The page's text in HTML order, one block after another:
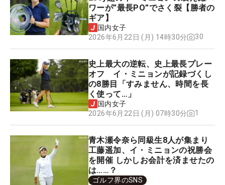
ワーが”最長PO”でさく裂【勝者の
ギア】
国内女子
2026年6月22日 (月) 14時30分
30
史上最大の逆転、史上最長プレー
オフ イ・ミニョンが記録づくし
の8勝目「すみません、時間を長
く使って…」
国内女子
2026年6月22日 (月) 07時30分
1
青木瀬令奈ら同級生8人が集まり
工藤遥加、イ・ミニョンの祝勝会
を開催 しかしお会計を済ませたの
は……？
ゴルフ界のSNS